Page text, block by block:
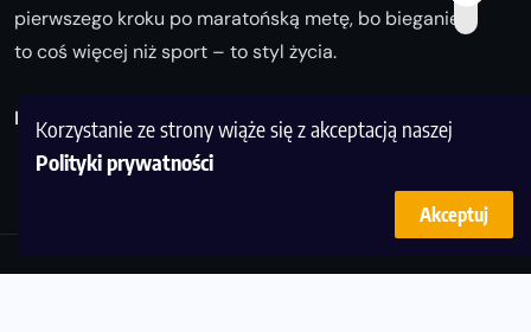
Korzystanie ze strony wiąże się z akceptacją naszej
Polityki prywatności
Akceptuj
pierwszego kroku po maratońską metę, bo bieganie
to coś więcej niż sport – to styl życia.
Biegaj z nami i odkrywaj swoją najlepszą wersję!